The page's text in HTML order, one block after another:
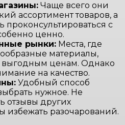
Чаще всего они
ассортимент товаров, а
проконсультироваться с
ценно.
рынки: Места, где
материалы,
выгодным ценам. Однако
на качество.
Удобный способ
нужное. Не
отзывы других
избежать разочарований.